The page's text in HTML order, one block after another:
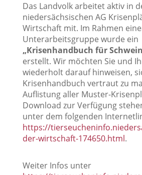
Das Landvolk arbeitet aktiv in
niedersächsischen AG
Wirtschaft mit. Im Rahmen
Unterarbeitsgruppe wurde ein
„Krisenhandbuch für
erstellt. Wir möchten Sie und
wiederholt darauf hinweisen,
Krisenhandbuch vertraut zu
Auflistung aller Muster-
Download zur Verfügung
unter dem folgenden
https://
der-wirtschaft-174650.html.
Weiter Infos unter